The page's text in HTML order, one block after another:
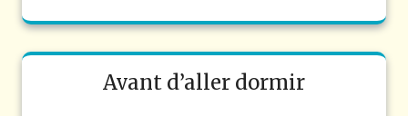
Avant d’aller dormir